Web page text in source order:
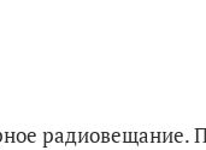
радиовещание.